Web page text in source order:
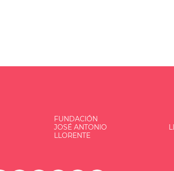
FUNDACIÓN
JOSÉ ANTONIO
LLORENTE